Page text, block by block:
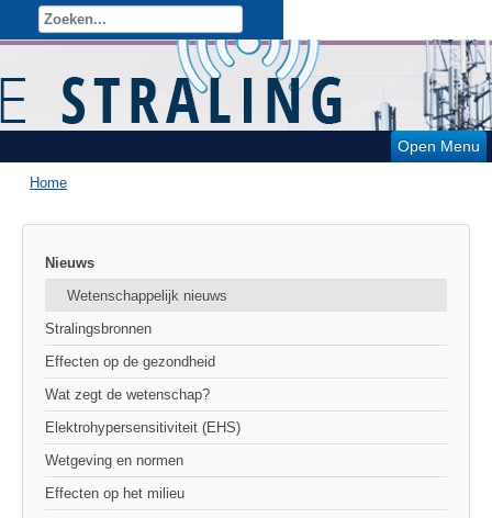
Open Menu
Home
Nieuws
Wetenschappelijk nieuws
Stralingsbronnen
Effecten op de gezondheid
Wat zegt de wetenschap?
Elektrohypersensitiviteit (EHS)
Wetgeving en normen
Effecten op het milieu